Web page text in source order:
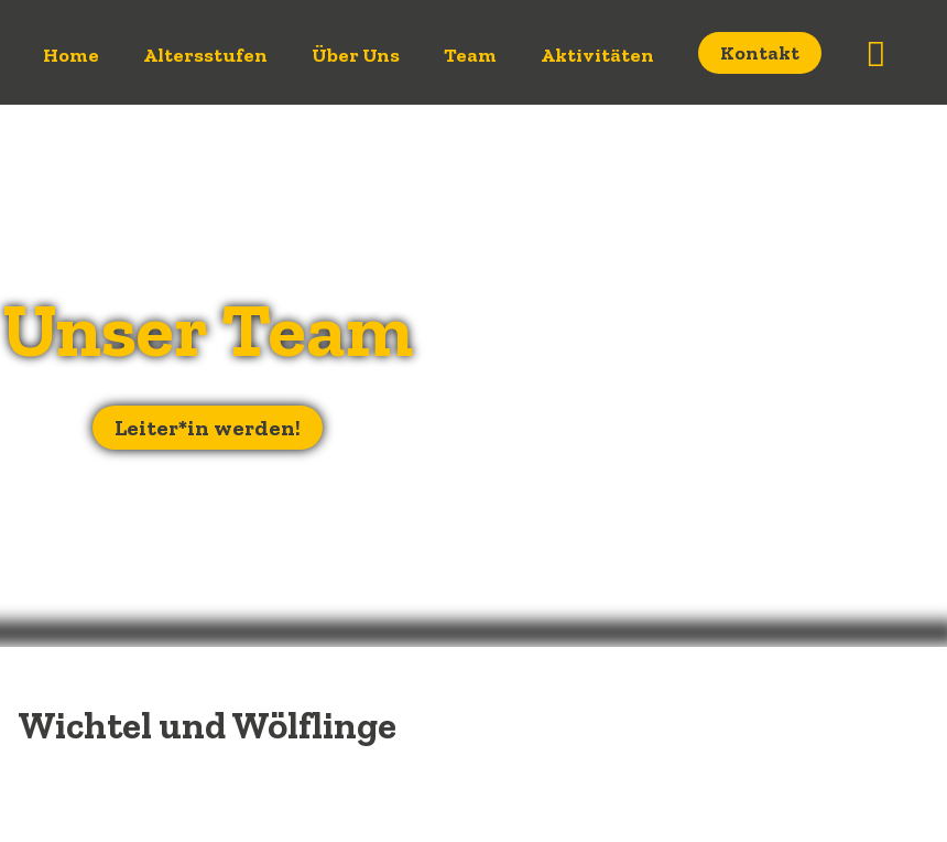
Home Altersstufen Über Uns Team Aktivitäten Kontakt
Unser Team
Leiter*in werden!
Wichtel und Wölflinge